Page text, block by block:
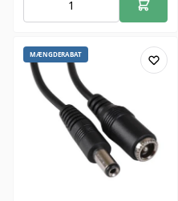
MÆNGDERABAT